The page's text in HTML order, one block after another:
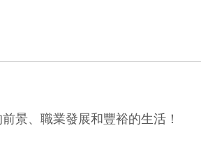
景、職業發展和豐裕的生活！